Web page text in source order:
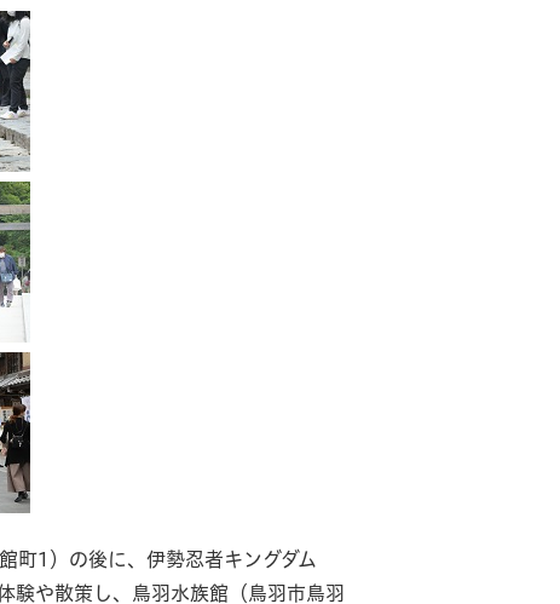
町1）の後に、伊勢忍者キングダム
験や散策し、鳥羽水族館（鳥羽市鳥羽